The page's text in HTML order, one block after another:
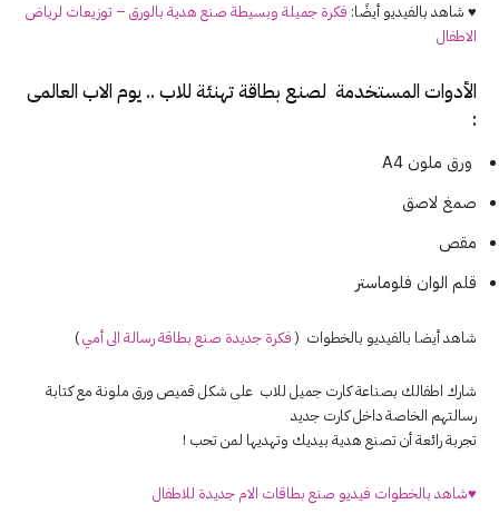
♥ شاهد بالفيديو أيضًا: فكرة جميلة وبسيطة صنع هدية بالورق – توزيعات لرياض
الاطفال
الأدوات المستخدمة لصنع بطاقة تهنئة للاب .. يوم الاب العالمى
:
ورق ملون A4
صمغ لاصق
مقص
قلم الوان فلوماستر
شاهد أيضا بالفيديو بالخطوات (فكرة جديدة صنع بطاقة رسالة الى أمي)
شارك اطفالك بصناعة كارت جميل للاب على شكل قميص ورق ملونة مع كتابة
رسالتهم الخاصة داخل كارت جديد
تجربة رائعة أن تصنع هدية بيديك وتهديها لمن تحب !
♥شاهد بالخطوات فيديو صنع بطاقات الام جديدة للاطفال